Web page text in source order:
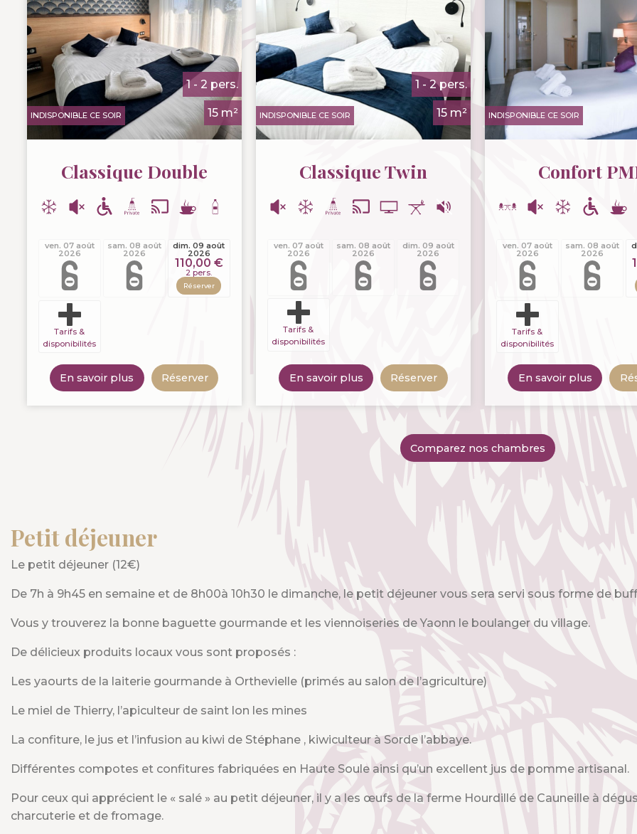
1 - 2 pers.
15 m²
INDISPONIBLE CE SOIR
Classique Double
ven. 07 août
2026
sam. 08 août
2026
dim. 09 août
2026
110,00 €
2 pers.
Réserver
Tarifs &
disponibilités
En savoir plus Réserver
1 - 2 pers.
15 m²
INDISPONIBLE CE SOIR
Classique Twin
ven. 07 août
2026
sam. 08 août
2026
dim. 09 août
2026
Tarifs &
disponibilités
En savoir plus Réserver
INDISPONIBLE CE SOIR
Confort
ven. 07 août
2026
sam. 08 août
2026
Tarifs &
disponibilités
En savoir plus
Comparez nos chambres
Petit déjeuner
Le petit déjeuner (12€)
De 7h à 9h45 en semaine et de 8h00à 10h30 le dimanche, le petit déjeuner vous sera servi sous forme de
Vous y trouverez la bonne baguette gourmande et les viennoiseries de Yaonn le boulanger du village.
De délicieux produits locaux vous sont proposés :
Les yaourts de la laiterie gourmande à Orthevielle (primés au salon de l’agriculture)
Le miel de Thierry, l’apiculteur de saint lon les mines
La confiture, le jus et l’infusion au kiwi de Stéphane , kiwiculteur à Sorde l’abbaye.
Différentes compotes et confitures fabriquées en Haute Soule ainsi qu’un excellent jus de pomme artisanal.
Pour ceux qui apprécient le « salé » au petit déjeuner, il y a les œufs de la ferme Hourdillé de Cauneille à
charcuterie et de fromage.